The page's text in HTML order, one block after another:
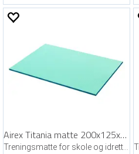
Airex Titania matte 200x125x3,2 cm